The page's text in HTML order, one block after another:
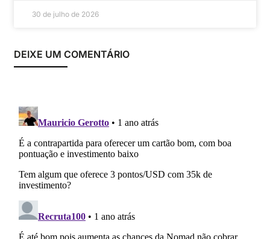
30 de julho de 2026
DEIXE UM COMENTÁRIO